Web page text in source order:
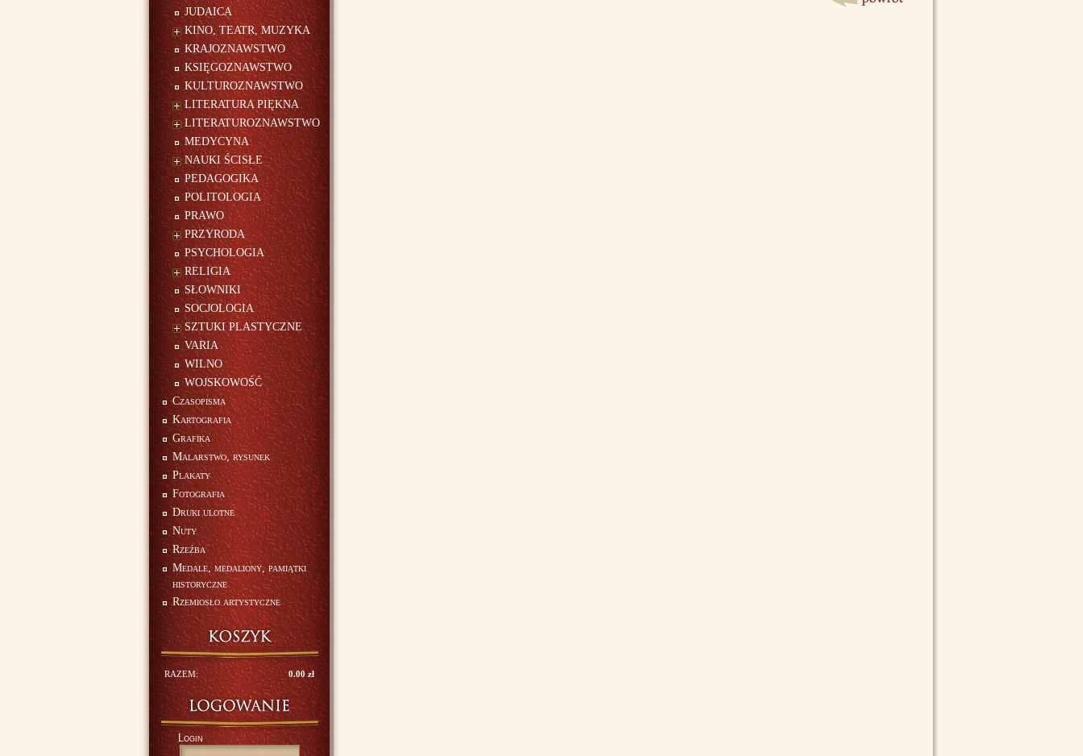
JUDAICA
KINO, TEATR, MUZYKA
KRAJOZNAWSTWO
KSIĘGOZNAWSTWO
KULTUROZNAWSTWO
LITERATURA PIĘKNA
LITERATUROZNAWSTWO
MEDYCYNA
NAUKI ŚCISŁE
PEDAGOGIKA
POLITOLOGIA
PRAWO
PRZYRODA
PSYCHOLOGIA
RELIGIA
SŁOWNIKI
SOCJOLOGIA
SZTUKI PLASTYCZNE
VARIA
WILNO
WOJSKOWOŚĆ
Czasopisma
Kartografia
Grafika
Malarstwo, rysunek
Plakaty
Fotografia
Druki ulotne
Nuty
Rzeźba
Medale, medaliony, pamiątki
historyczne
Rzemiosło artystyczne
RAZEM: 0.00 zł
Login